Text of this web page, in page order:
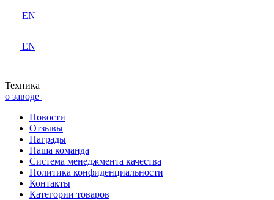
EN
EN
Техника
о заводе
Новости
Отзывы
Награды
Наша команда
Система менеджмента качества
Политика конфиденциальности
Контакты
Категории товаров